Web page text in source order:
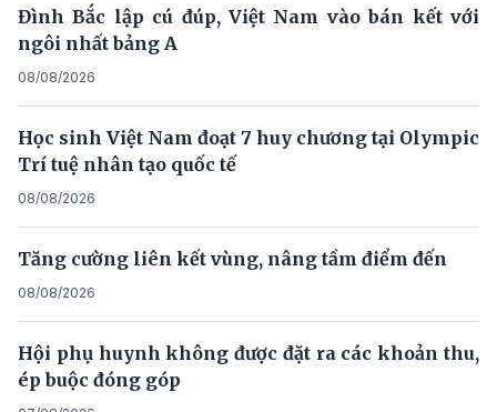
Đình Bắc lập cú đúp, Việt Nam vào bán kết với
ngôi nhất bảng A
08/08/2026
Học sinh Việt Nam đoạt 7 huy chương tại Olympic
Trí tuệ nhân tạo quốc tế
08/08/2026
Tăng cường liên kết vùng, nâng tầm điểm đến
08/08/2026
Hội phụ huynh không được đặt ra các khoản thu,
ép buộc đóng góp